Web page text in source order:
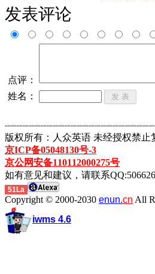
发表评论
点评：
姓名：
版权所有：人众英语 未经授权禁止
京ICP备05048130号-3
京公网安备110112000275号
如有意见和建议，请联系
51La
Copyright © 2000-2030 enun.cn All
iwms 4.6